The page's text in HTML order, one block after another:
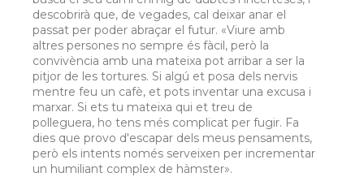
descobrirà que, de vegades, cal deixar anar el
passat per poder abraçar el futur. «Viure amb
altres persones no sempre és fàcil, però la
convivència amb una mateixa pot arribar a ser la
pitjor de les tortures. Si algú et posa dels nervis
mentre feu un cafè, et pots inventar una excusa i
marxar. Si ets tu mateixa qui et treu de
polleguera, ho tens més complicat per fugir. Fa
dies que provo d'escapar dels meus pensaments,
però els intents només serveixen per incrementar
un humiliant complex de hàmster».